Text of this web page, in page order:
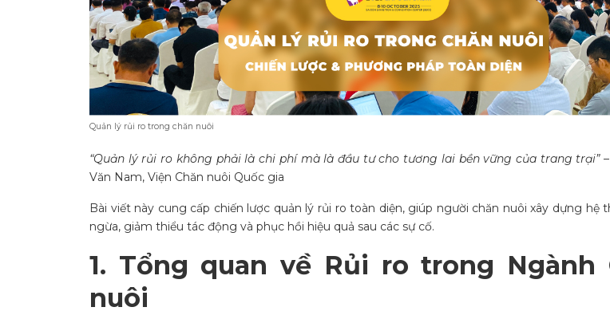
Quản lý rủi ro trong chăn nuôi
“Quản lý rủi ro không phải là chi phí mà là đầu tư cho tương lai bền vững của trang trại”–
Văn Nam, Viện Chăn nuôi Quốc gia
Bài viết này cung cấp chiến lược quản lý rủi ro toàn diện, giúp người chăn nuôi xây dựng hệ
ngừa, giảm thiểu tác động và phục hồi hiệu quả sau các sự cố.
1. Tổng quan về Rủi ro trong Ngành
nuôi